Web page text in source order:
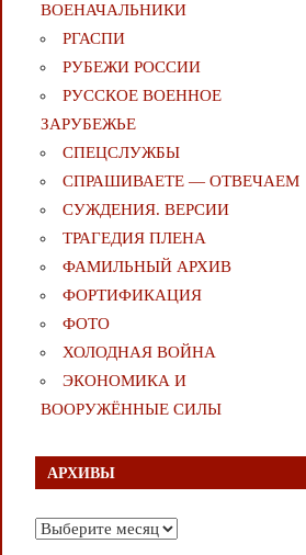
ВОЕНАЧАЛЬНИКИ
РГАСПИ
РУБЕЖИ РОССИИ
РУССКОЕ ВОЕННОЕ
ЗАРУБЕЖЬЕ
СПЕЦСЛУЖБЫ
СПРАШИВАЕТЕ — ОТВЕЧАЕМ
СУЖДЕНИЯ. ВЕРСИИ
ТРАГЕДИЯ ПЛЕНА
ФАМИЛЬНЫЙ АРХИВ
ФОРТИФИКАЦИЯ
ФОТО
ХОЛОДНАЯ ВОЙНА
ЭКОНОМИКА И
ВООРУЖЁННЫЕ СИЛЫ
АРХИВЫ
Архивы